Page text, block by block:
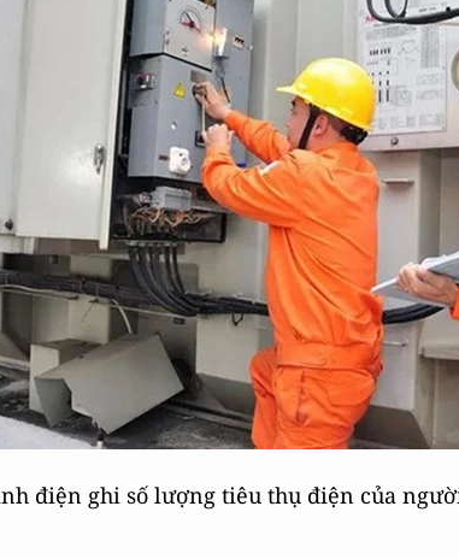
điện ghi số lượng tiêu thụ điện của